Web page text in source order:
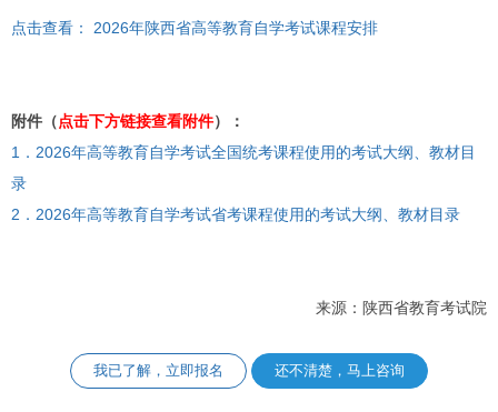
点击查看： 2026年陕西省高等教育自学考试课程安排
附件（ 点击下方链接查看附件）：
1．2026年高等教育自学考试全国统考课程使用的考试大纲、教材目
录
2．2026年高等教育自学考试省考课程使用的考试大纲、教材目录
来源：陕西省教育考试院
我已了解，立即报名 还不清楚，马上咨询